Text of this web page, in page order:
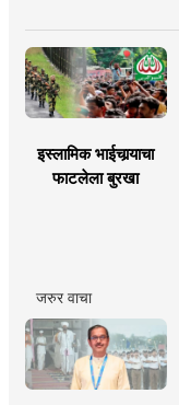
इस्लामिक भाईचार्‍याचा
फाटलेला बुरखा
जरुर वाचा